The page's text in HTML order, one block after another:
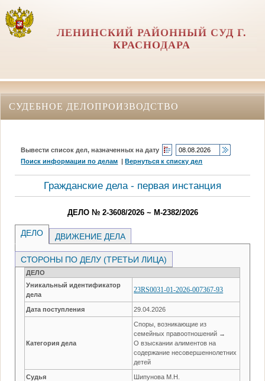
ЛЕНИНСКИЙ РАЙОННЫЙ СУД Г.
КРАСНОДАРА
СУДЕБНОЕ ДЕЛОПРОИЗВОДСТВО
Вывести список дел, назначенных на дату
Поиск информации по делам |Вернуться к списку дел
Гражданские дела - первая инстанция
ДЕЛО № 2-3608/2026 ~ М-2382/2026
ДЕЛО ДВИЖЕНИЕ ДЕЛА
СТОРОНЫ ПО ДЕЛУ (ТРЕТЬИ ЛИЦА)
ДЕЛО
Уникальный идентификатор
дела
23RS0031-01-2026-007367-93
Дата поступления 29.04.2026
Категория дела
Споры, возникающие из
семейных правоотношений →
О взыскании алиментов на
содержание несовершеннолетних
детей
Судья Шипунова М.Н.